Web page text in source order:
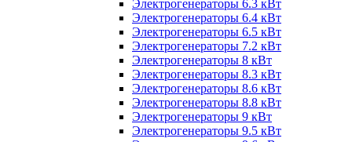
Электрогенераторы 6.3 кВт
Электрогенераторы 6.4 кВт
Электрогенераторы 6.5 кВт
Электрогенераторы 7.2 кВт
Электрогенераторы 8 кВт
Электрогенераторы 8.3 кВт
Электрогенераторы 8.6 кВт
Электрогенераторы 8.8 кВт
Электрогенераторы 9 кВт
Электрогенераторы 9.5 кВт